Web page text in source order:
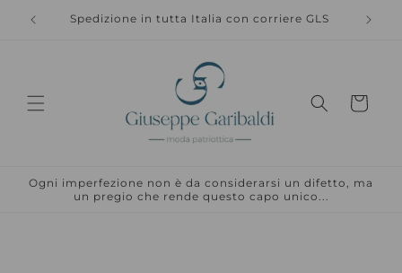
direttamenteSpedizione in tutta Italia con corriere GLS
Carrello
Ogni imperfezione non è da considerarsi un difetto, ma
un pregio che rende questo capo unico...